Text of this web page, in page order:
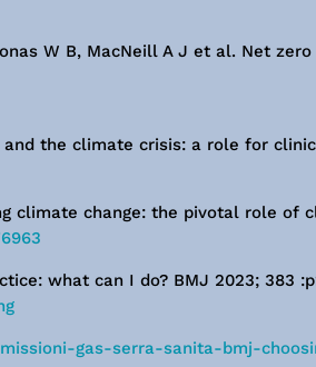
W B, MacNeill A J et al. Net
and the climate crisis: a role for
climate change: the pivotal role of
what can I do? BMJ 2023; 383
gas-serra-sanita-bmj-